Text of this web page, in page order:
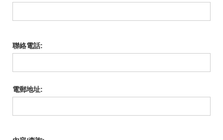
聯絡電話:
電郵地址: